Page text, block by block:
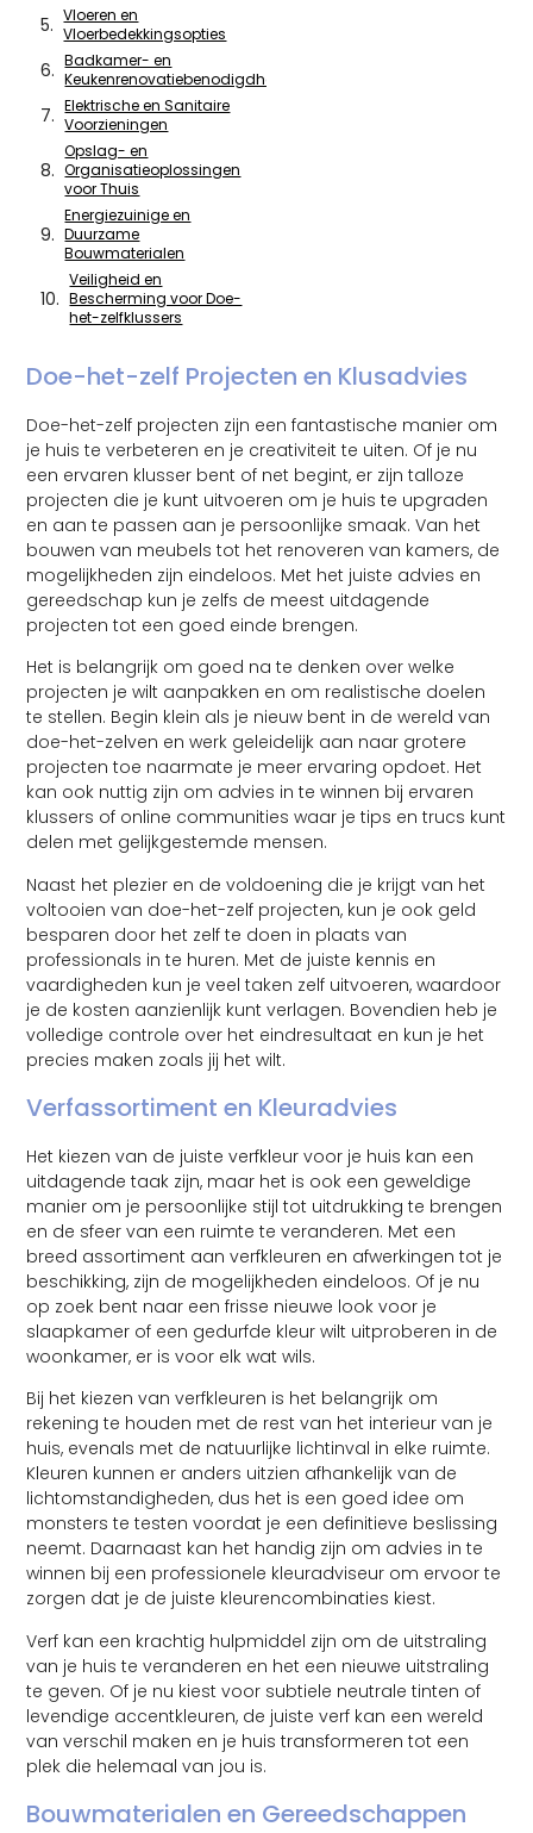
Vloeren en
Vloerbedekkingsopties
Badkamer- en
Keukenrenovatiebenodigdheden
Elektrische en Sanitaire
Voorzieningen
Opslag- en
Organisatieoplossingen
voor Thuis
Energiezuinige en
Duurzame
Bouwmaterialen
Veiligheid en
Bescherming voor Doe-
het-zelfklussers
Doe-het-zelf Projecten en Klusadvies
Doe-het-zelf projecten zijn een fantastische manier om
je huis te verbeteren en je creativiteit te uiten. Of je nu
een ervaren klusser bent of net begint, er zijn talloze
projecten die je kunt uitvoeren om je huis te upgraden
en aan te passen aan je persoonlijke smaak. Van het
bouwen van meubels tot het renoveren van kamers, de
mogelijkheden zijn eindeloos. Met het juiste advies en
gereedschap kun je zelfs de meest uitdagende
projecten tot een goed einde brengen.
Het is belangrijk om goed na te denken over welke
projecten je wilt aanpakken en om realistische doelen
te stellen. Begin klein als je nieuw bent in de wereld van
doe-het-zelven en werk geleidelijk aan naar grotere
projecten toe naarmate je meer ervaring opdoet. Het
kan ook nuttig zijn om advies in te winnen bij ervaren
klussers of online communities waar je tips en trucs kunt
delen met gelijkgestemde mensen.
Naast het plezier en de voldoening die je krijgt van het
voltooien van doe-het-zelf projecten, kun je ook geld
besparen door het zelf te doen in plaats van
professionals in te huren. Met de juiste kennis en
vaardigheden kun je veel taken zelf uitvoeren, waardoor
je de kosten aanzienlijk kunt verlagen. Bovendien heb je
volledige controle over het eindresultaat en kun je het
precies maken zoals jij het wilt.
Verfassortiment en Kleuradvies
Het kiezen van de juiste verfkleur voor je huis kan een
uitdagende taak zijn, maar het is ook een geweldige
manier om je persoonlijke stijl tot uitdrukking te brengen
en de sfeer van een ruimte te veranderen. Met een
breed assortiment aan verfkleuren en afwerkingen tot je
beschikking, zijn de mogelijkheden eindeloos. Of je nu
op zoek bent naar een frisse nieuwe look voor je
slaapkamer of een gedurfde kleur wilt uitproberen in de
woonkamer, er is voor elk wat wils.
Bij het kiezen van verfkleuren is het belangrijk om
rekening te houden met de rest van het interieur van je
huis, evenals met de natuurlijke lichtinval in elke ruimte.
Kleuren kunnen er anders uitzien afhankelijk van de
lichtomstandigheden, dus het is een goed idee om
monsters te testen voordat je een definitieve beslissing
neemt. Daarnaast kan het handig zijn om advies in te
winnen bij een professionele kleuradviseur om ervoor te
zorgen dat je de juiste kleurencombinaties kiest.
Verf kan een krachtig hulpmiddel zijn om de uitstraling
van je huis te veranderen en het een nieuwe uitstraling
te geven. Of je nu kiest voor subtiele neutrale tinten of
levendige accentkleuren, de juiste verf kan een wereld
van verschil maken en je huis transformeren tot een
plek die helemaal van jou is.
Bouwmaterialen en Gereedschappen